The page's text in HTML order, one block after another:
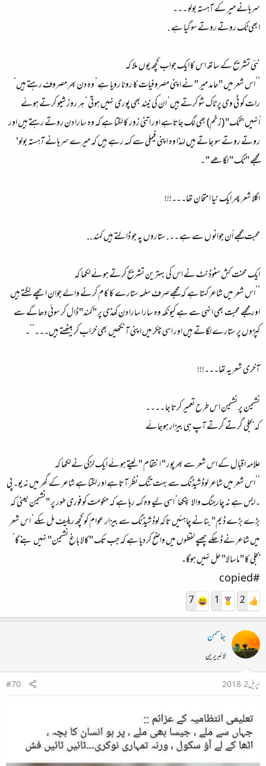
سرہانے میر کے آہستہ بولو ۔۔۔
ابھی ٹک روتے روتے سوگیا ہے .
نئی تشریح کے ساتھ اس کا ایک جواب کچھ یوں ملا کہ
’’اس شعر میں "حامد میر " نے اپنی مصروفیات کا رونا رویا ہے‘ وہ دن بھر مصروف رہتے ہیں‘
رات کو ٹی وی پر ٹاک شو کرتے ہیں‘ ان کی نیند بھی پوری نہیں ہوتی ‘ ہر روز شیو کرتے ہوئے
اُنہیں "ٹک" (زخم) بھی لگ جاتاہے اور اتنی زور کا لگتا ہے کہ وہ سارا دن روتے رہتے ہیں اور
روتے روتے سو جاتے ہیں لہٰذا وہ اپنی فیملی سے کہہ رہے ہیں کہ میرے سرہانے آہستہ بولو'
مجھے " ٹَک " لگا ھے " ۔
اگلا شعر پھر ایک نیا امتحان تھا۔۔۔!!!
محبت مجھے اُن جوانو ں سے ہے ۔۔. ستاروں پہ جو ڈالتے ہیں کمند ..
ایک محنت کش سٹوڈنٹ نے اس کی بہترین تشریح کرتے ہوئے لکھا کہ
’’اس شعر میں شاعر کہتا ہے کہ مجھے صرف سلمہ ستارے کا کام کرنے والے جوان اچھے لگتے ہیں
اور مجھے محبت بھی انہی سے ہے کیونکہ وہ سارا سارا دن کھڈی پر "کمند" ڈال کر سوئی دھاگے سے
کپڑوں پر ستارے لگاتے ہیں اور اسی چکر میں اپنی آنکھیں بھی خراب کر بیٹھتے ہیں۔۔۔‘‘۔
آخری شعر یہ تھا۔۔۔!!!
نشیمن پر نشیمن اس طرح تعمیر کرتا جا ۔۔۔۔
کہ بجلی گرتے گرتے آپ ہی بیزار ہوجائے
علامہ اقبال کے اس شعر سے بھرپور " انتقام " لیتے ہوئے ایک لڑکی نے لکھا کہ
’’اس شعر میں شاعر لوڈشیڈنگ سے بہت تنگ نظر آتاہے اور لگتا ہے شاعر کے گھر میں نہ یو۔ پی
۔ایس ہے نہ چارجنگ والا پنکھا‘ اسی لیے وہ کہہ رہا ہے کہ حکومت کوفوری طور پر "نشیمن یعنی کہ
بڑے بڑے ڈیم" بنانے چاہئیں تاکہ لوڈشیڈنگ سے بیزار عوام کو کچھ ریلیف مل سکے‘ اس شعر
میں شاعر نے ڈھکے چھپے لفظوں میں واضح کر دیا ہے کہ جب تک "کالا باغ نشیمن" نہیں بنے گا‘
بجلی کا "ماسالا" حل نہیں ہوگا۔
#copied
2
1
7
جاسمن
لائبریرین
اپریل 2، 2018
#70